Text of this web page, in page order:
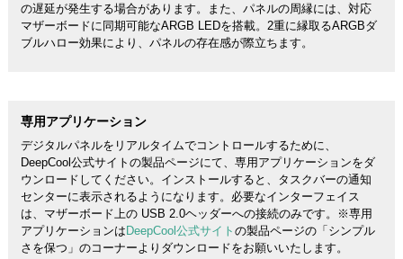
の遅延が発生する場合があります。また、パネルの周縁には、対応
マザーボードに同期可能なARGB LEDを搭載。2重に縁取るARGBダ
ブルハロー効果により、パネルの存在感が際立ちます。
専用アプリケーション
デジタルパネルをリアルタイムでコントロールするために、
DeepCool公式サイトの製品ページにて、専用アプリケーションをダ
ウンロードしてください。インストールすると、タスクバーの通知
センターに表示されるようになります。必要なインターフェイス
は、マザーボード上の USB 2.0ヘッダーへの接続のみです。※専用
アプリケーションは DeepCool公式サイト の製品ページの「シンプル
さを保つ」のコーナーよりダウンロードをお願いいたします。